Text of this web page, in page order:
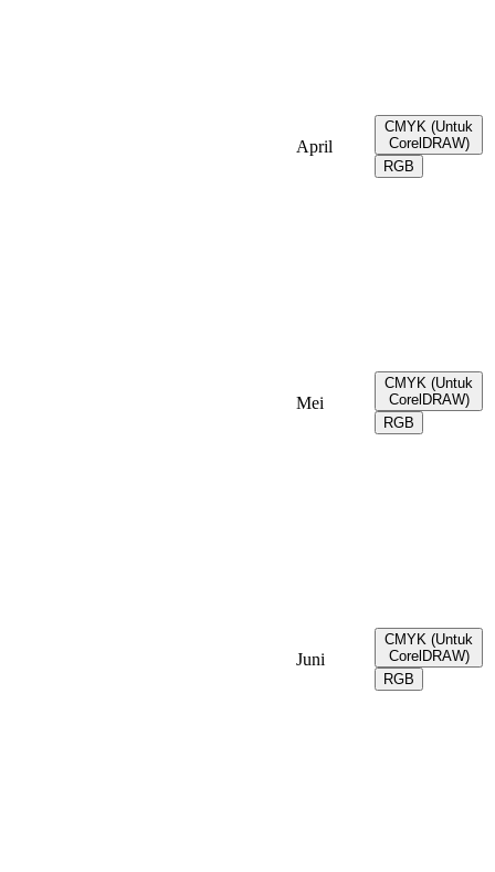
April
CMYK (Untuk
CorelDRAW)
RGB
Mei
CMYK (Untuk
CorelDRAW)
RGB
Juni
CMYK (Untuk
CorelDRAW)
RGB